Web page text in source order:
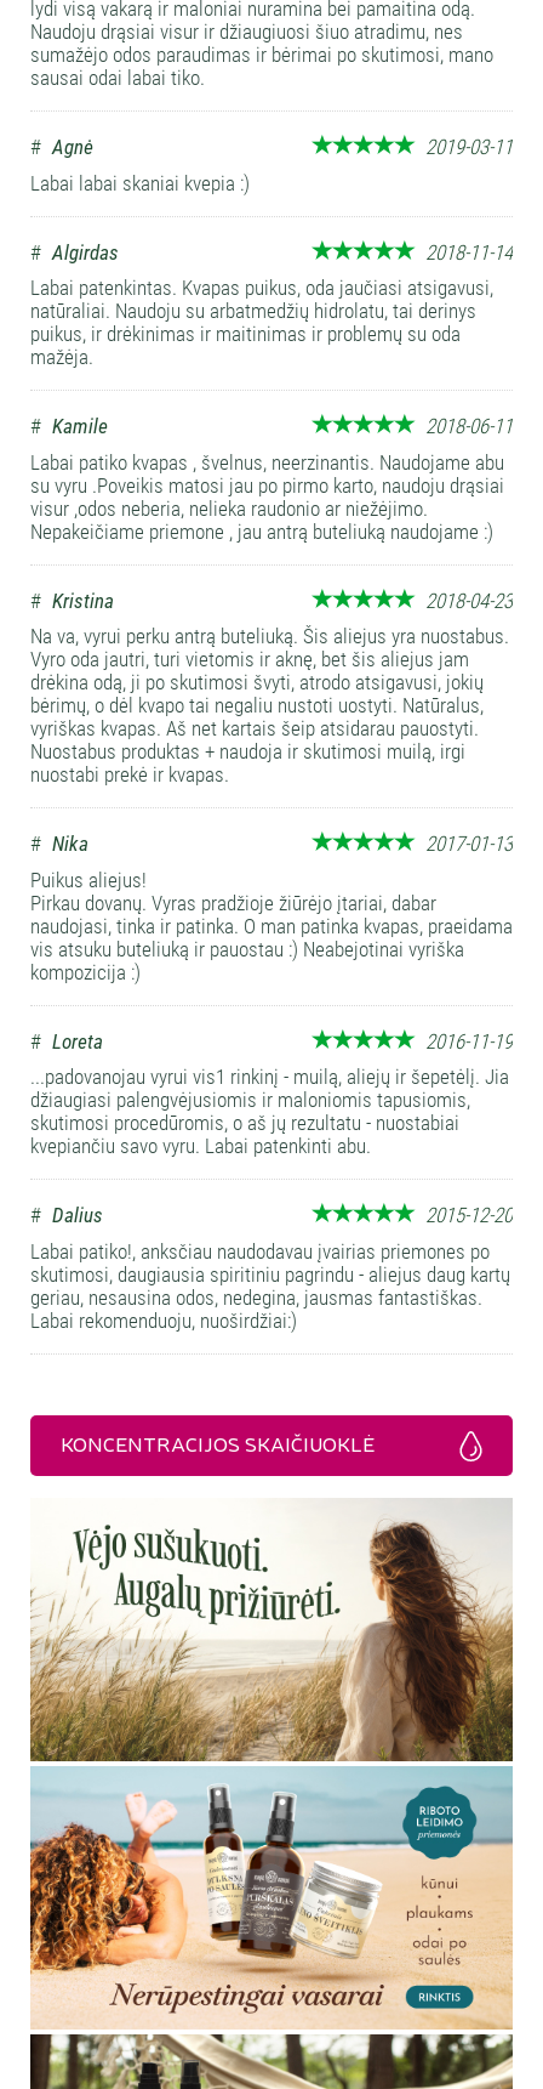
lydi visą vakarą ir maloniai nuramina bei pamaitina odą.
Naudoju drąsiai visur ir džiaugiuosi šiuo atradimu, nes
sumažėjo odos paraudimas ir bėrimai po skutimosi, mano
sausai odai labai tiko.
# Agnė
2019-03-11
Labai labai skaniai kvepia :)
# Algirdas
2018-11-14
Labai patenkintas. Kvapas puikus, oda jaučiasi atsigavusi,
natūraliai. Naudoju su arbatmedžių hidrolatu, tai derinys
puikus, ir drėkinimas ir maitinimas ir problemų su oda
mažėja.
# Kamile
2018-06-11
Labai patiko kvapas , švelnus, neerzinantis. Naudojame abu
su vyru .Poveikis matosi jau po pirmo karto, naudoju drąsiai
visur ,odos neberia, nelieka raudonio ar niežėjimo.
Nepakeičiame priemone , jau antrą buteliuką naudojame :)
# Kristina
2018-04-23
Na va, vyrui perku antrą buteliuką. Šis aliejus yra nuostabus.
Vyro oda jautri, turi vietomis ir aknę, bet šis aliejus jam
drėkina odą, ji po skutimosi švyti, atrodo atsigavusi, jokių
bėrimų, o dėl kvapo tai negaliu nustoti uostyti. Natūralus,
vyriškas kvapas. Aš net kartais šeip atsidarau pauostyti.
Nuostabus produktas + naudoja ir skutimosi muilą, irgi
nuostabi prekė ir kvapas.
# Nika
2017-01-13
Puikus aliejus!
Pirkau dovanų. Vyras pradžioje žiūrėjo įtariai, dabar
naudojasi, tinka ir patinka. O man patinka kvapas, praeidama
vis atsuku buteliuką ir pauostau :) Neabejotinai vyriška
kompozicija :)
# Loreta
2016-11-19
...padovanojau vyrui vis1 rinkinį - muilą, aliejų ir šepetėlį. Jia
džiaugiasi palengvėjusiomis ir maloniomis tapusiomis,
skutimosi procedūromis, o aš jų rezultatu - nuostabiai
kvepiančiu savo vyru. Labai patenkinti abu.
# Dalius
2015-12-20
Labai patiko!, anksčiau naudodavau įvairias priemones po
skutimosi, daugiausia spiritiniu pagrindu - aliejus daug kartų
geriau, nesausina odos, nedegina, jausmas fantastiškas.
Labai rekomenduoju, nuoširdžiai:)
KONCENTRACIJOS SKAIČIUOKLĖ